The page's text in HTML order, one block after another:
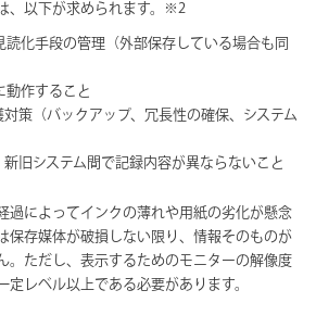
、以下が求められます。※2
読化手段の管理（外部保存している場合も同
動作すること
対策（バックアップ、冗長性の確保、システム
新旧システム間で記録内容が異ならないこと
過によってインクの薄れや用紙の劣化が懸念
保存媒体が破損しない限り、情報そのものが
。ただし、表示するためのモニターの解像度
定レベル以上である必要があります。